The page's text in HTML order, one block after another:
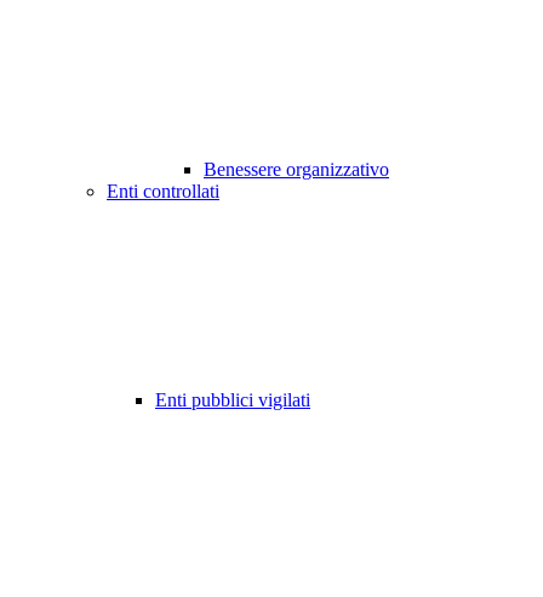
Benessere organizzativo
Enti controllati
Enti pubblici vigilati